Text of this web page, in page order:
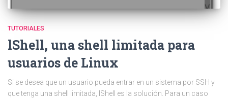
TUTORIALES
lShell, una shell limitada para
usuarios de Linux
Si se desea que un usuario pueda entrar en un sistema por SSH y
que tenga una shell limitada, lShell es la solución. Para un caso